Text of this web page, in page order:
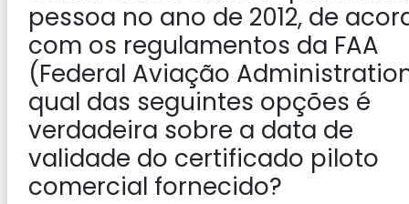
pessoa no ano de 2012, de
com os regulamentos da FAA
(Federal Aviação
qual das seguintes opções é
verdadeira sobre a data de
validade do certificado piloto
comercial fornecido?